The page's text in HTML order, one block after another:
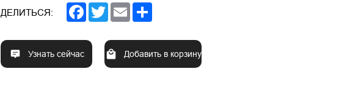
ДЕЛИТЬСЯ: Facebook
TwitterEmail
Узнать сейчас Добавить в корзину